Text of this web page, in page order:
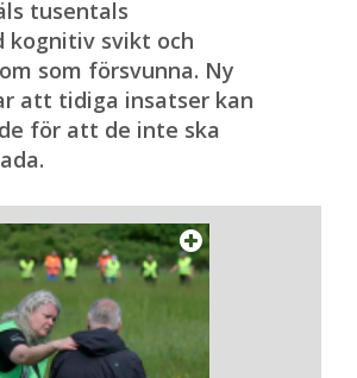
tusentals
kognitiv svikt och
som försvunna. Ny
att tidiga insatser kan
för att de inte ska